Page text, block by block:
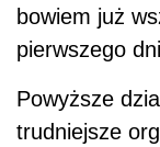
bowiem już
pierwszego
Powyższe
trudniejsze